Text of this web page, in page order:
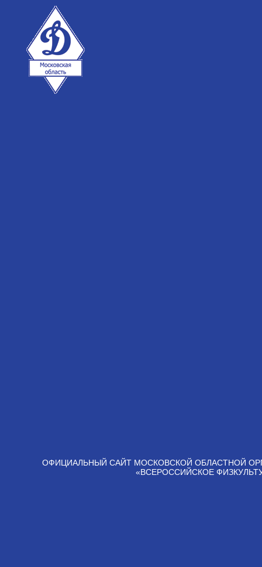
ОФИЦИАЛЬНЫЙ САЙТ МОСКОВСКОЙ ОБЛАСТНОЙ
«ВСЕРОССИЙСКОЕ